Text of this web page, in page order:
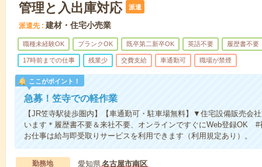
管理と入出庫対応
派遣
派遣先 建材・住宅小売業
職種未経験OK ブランクOK 既卒第二新卒OK 英語不要 履歴書不要
17時前までの仕事 残業少 交費支給 車通勤可 職場が禁煙
ここがポイント！
急募！笠寺での軽作業
【JR笠寺駅徒歩圏内】【車通勤可・駐車場無料】▼住宅設備販売会
います＊履歴書不要＆来社不要、オンラインですぐにWeb登録OK
お仕事は給与即受取りサービスを利用できます（利用規定あり）。
勤務地 愛知県名古屋市南区